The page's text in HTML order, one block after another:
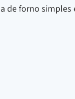
de forno simples